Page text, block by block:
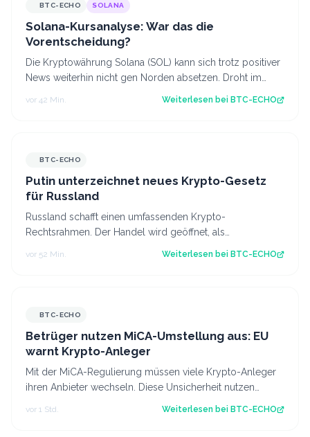
BTC-ECHO SOLANA
Solana-Kursanalyse: War das die
Vorentscheidung?
Die Kryptowährung Solana (SOL) kann sich trotz positiver
News weiterhin nicht gen Norden absetzen. Droht im
vor 42 Min. Weiterlesen bei BTC-ECHO
BTC-ECHO
Putin unterzeichnet neues Krypto-Gesetz
für Russland
Russland schafft einen umfassenden Krypto-
Rechtsrahmen. Der Handel wird geöffnet, als
Zahlungsmittel bleiben Kryptowährungen jedoch
vor 52 Min. Weiterlesen bei BTC-ECHO
BTC-ECHO
Betrüger nutzen MiCA-Umstellung aus: EU
warnt Krypto-Anleger
Mit der MiCA-Regulierung müssen viele Krypto-Anleger
ihren Anbieter wechseln. Diese Unsicherheit nutzen
vor 1 Std. Weiterlesen bei BTC-ECHO